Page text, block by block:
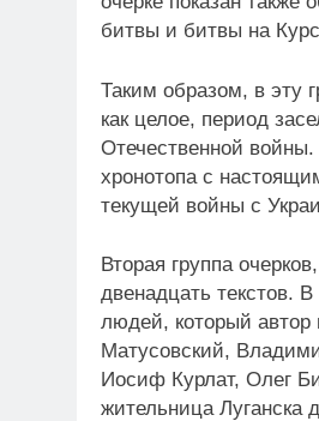
битвы и битвы на
Таким образом, в эту
как целое, период
Отечественной войны.
хронотопа с
текущей войны с
Вторая группа
двенадцать текстов.
людей, который
Матусовский,
Иосиф Курлат, Олег
жительница Луганска